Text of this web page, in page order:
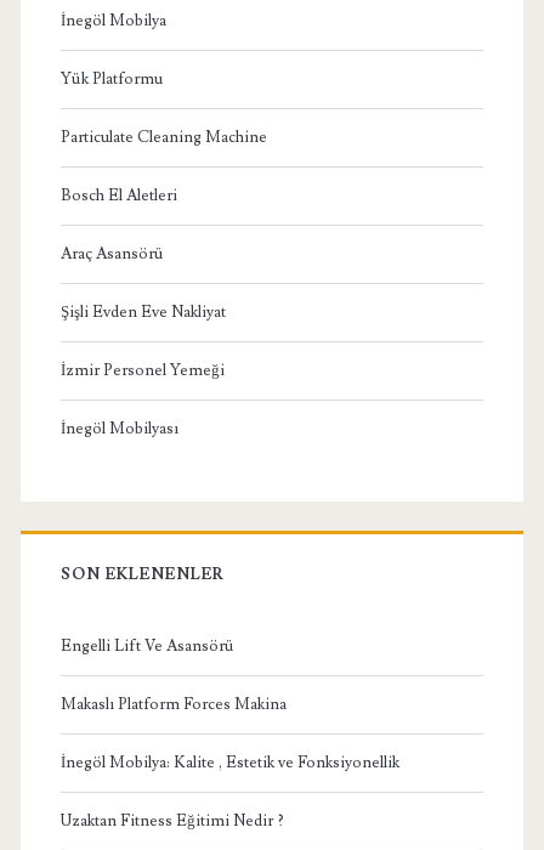
İnegöl Mobilya
Yük Platformu
Particulate Cleaning Machine
Bosch El Aletleri
Araç Asansörü
Şişli Evden Eve Nakliyat
İzmir Personel Yemeği
İnegöl Mobilyası
SON EKLENENLER
Engelli Lift Ve Asansörü
Makaslı Platform Forces Makina
İnegöl Mobilya: Kalite , Estetik ve Fonksiyonellik
Uzaktan Fitness Eğitimi Nedir ?